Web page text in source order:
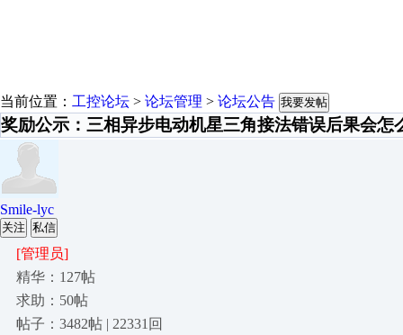
当前位置： 工控论坛 > 论坛管理 > 论坛公告 我要发帖
奖励公示：三相异步电动机星三角接法错误后果会怎
Smile-lyc
关注 私信
[管理员]
精华：127帖
求助：50帖
帖子：3482帖 | 22331回